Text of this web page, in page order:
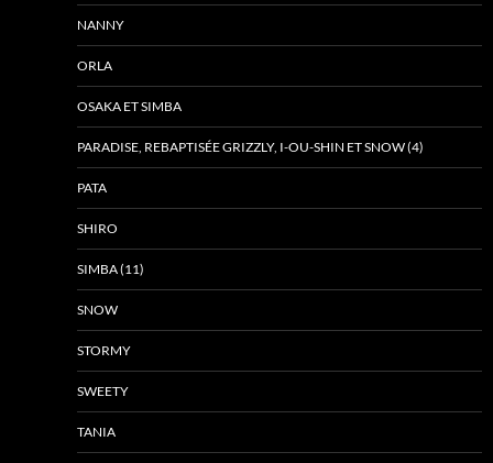
NANNY
ORLA
OSAKA ET SIMBA
PARADISE, REBAPTISÉE GRIZZLY, I-OU-SHIN ET SNOW (4)
PATA
SHIRO
SIMBA (11)
SNOW
STORMY
SWEETY
TANIA